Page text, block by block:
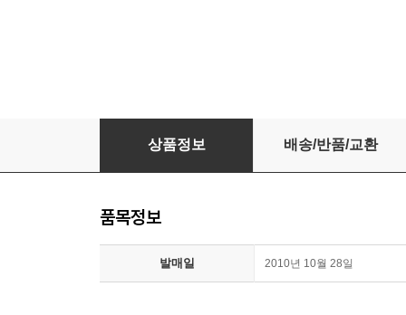
아라한 장풍대작전 : 블루레이(초회 보정판)
상품정보 배송/반품/교환
품목정보
발매일 2010년 10월 28일